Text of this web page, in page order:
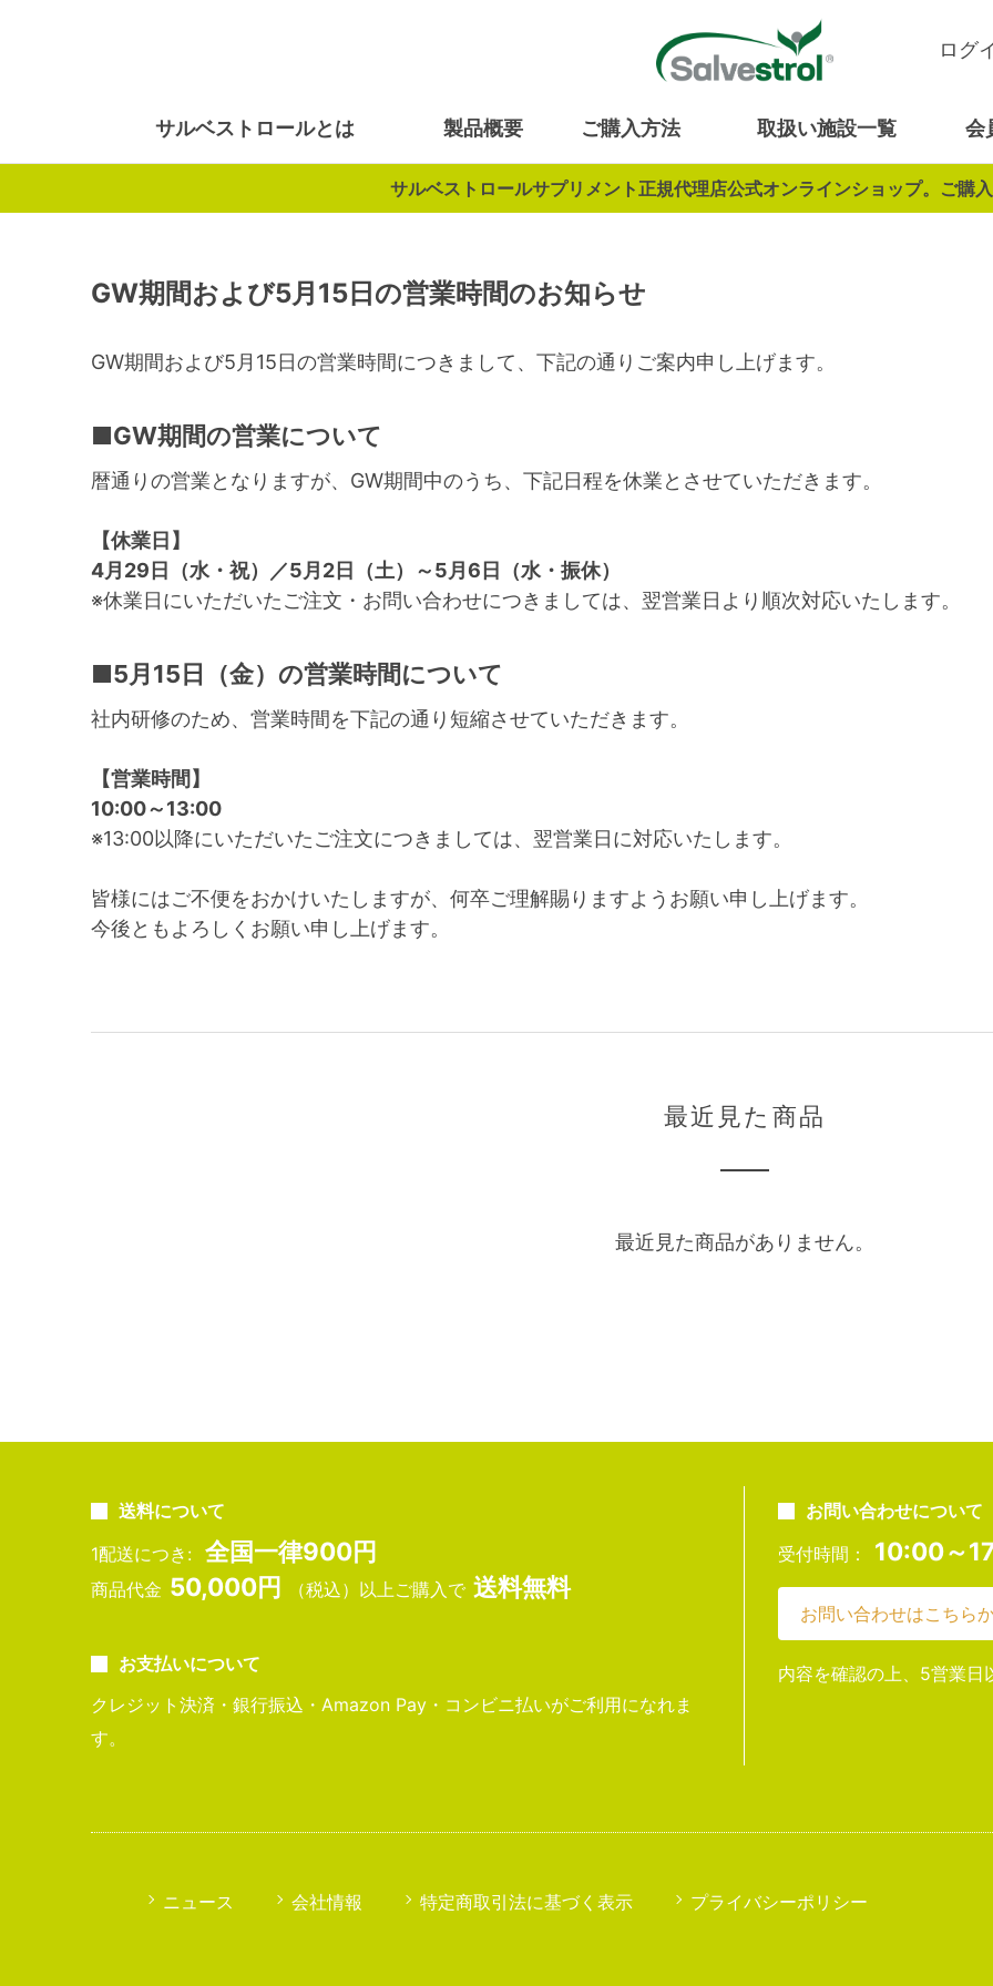
ログ
サルベストロールとは 製品概要 ご購入方法 取扱い施設一覧 会
サルベストロールサプリメント正規代理店公式オンラインショップ。ご購
GW期間および5月15日の営業時間のお知らせ
GW期間および5月15日の営業時間につきまして、下記の通りご案内申し上げます。
■GW期間の営業について
暦通りの営業となりますが、GW期間中のうち、下記日程を休業とさせていただきます。
【休業日】
4月29日（水・祝）／5月2日（土）～5月6日（水・振休）
※休業日にいただいたご注文・お問い合わせにつきましては、翌営業日より順次対応いたします。
■5月15日（金）の営業時間について
社内研修のため、営業時間を下記の通り短縮させていただきます。
【営業時間】
10:00～13:00
※13:00以降にいただいたご注文につきましては、翌営業日に対応いたします。
皆様にはご不便をおかけいたしますが、何卒ご理解賜りますようお願い申し上げます。
今後ともよろしくお願い申し上げます。
最近見た商品
最近見た商品がありません。
送料について
1配送につき: 全国一律900円
商品代金 50,000円 （税込）以上ご購入で 送料無料
お支払いについて
クレジット決済・銀行振込・Amazon Pay・コンビニ払いがご利用になれま
す。
お問い合わせについて
受付時間：
10:00～
お問い合わせはこちら
内容を確認の上、5営業日
ニュース 会社情報 特定商取引法に基づく表示 プライバシーポリシー